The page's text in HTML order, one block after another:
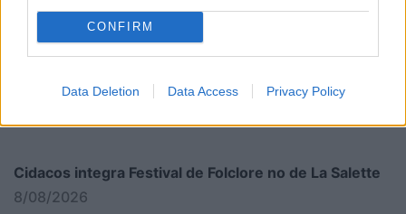
CONFIRM
Data Deletion Data Access Privacy Policy
Cidacos integra Festival de Folclore no de La Salette
8/08/2026